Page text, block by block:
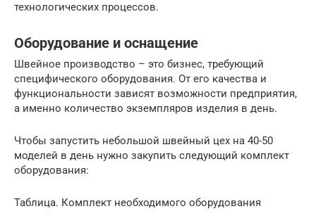
технологических процессов.
Оборудование и оснащение
Швейное производство – это бизнес, требующий
специфического оборудования. От его качества и
функциональности зависят возможности предприятия,
а именно количество экземпляров изделия в день.
Чтобы запустить небольшой швейный цех на 40-50
моделей в день нужно закупить следующий комплект
оборудования:
Таблица. Комплект необходимого оборудования